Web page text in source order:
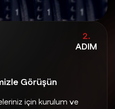
2.
ADIM
Görüşün
için kurulum ve